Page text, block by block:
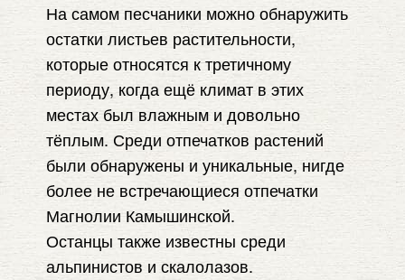
На самом песчаники можно обнаружить
остатки листьев растительности,
которые относятся к третичному
периоду, когда ещё климат в этих
местах был влажным и довольно
тёплым. Среди отпечатков растений
были обнаружены и уникальные, нигде
более не встречающиеся отпечатки
Магнолии Камышинской.
Останцы также известны среди
альпинистов и скалолазов.